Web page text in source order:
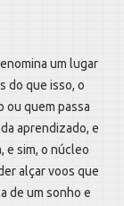
um lugar
do que isso, o
ou quem passa
aprendizado, e
e sim, o núcleo
alçar voos que
de um sonho e